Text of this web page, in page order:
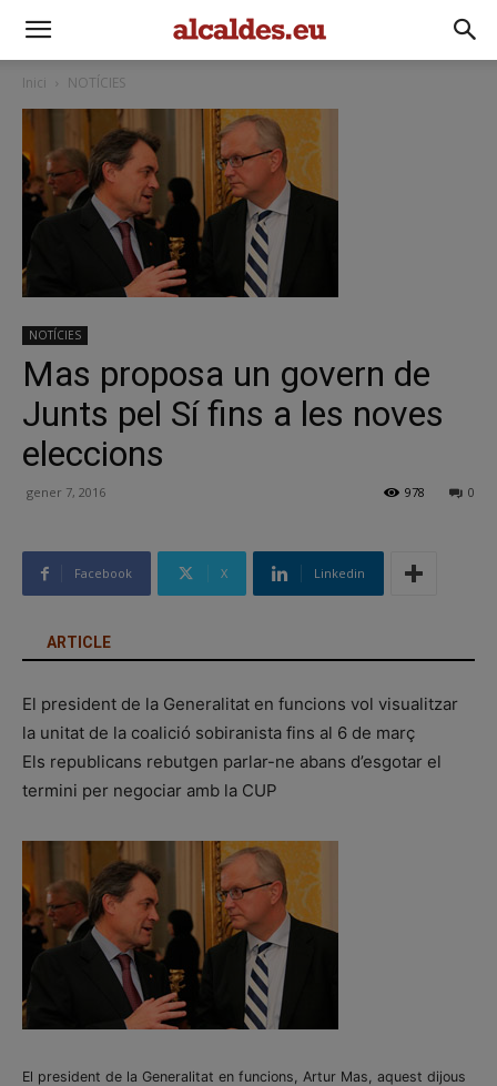
Inici NOTÍCIES
NOTÍCIES
Mas proposa un govern de
Junts pel Sí fins a les noves
eleccions
gener 7, 2016 0
978
Facebook X Linkedin
ARTICLE
El president de la Generalitat en funcions vol visualitzar
la unitat de la coalició sobiranista fins al 6 de març
Els republicans rebutgen parlar-ne abans d’esgotar el
termini per negociar amb la CUP
El president de la Generalitat en funcions, Artur Mas, aquest dijous